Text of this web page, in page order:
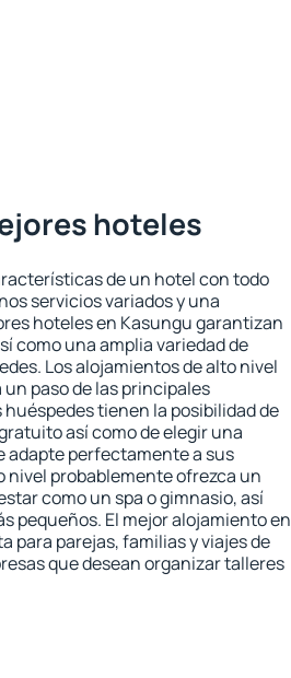
hoteles
de un hotel con todo
servicios variados y una
hoteles en Kasungu garantizan
como una amplia variedad de
Los alojamientos de alto nivel
paso de las principales
tienen la posibilidad de
así como de elegir una
adapte perfectamente a sus
nivel probablemente ofrezca un
como un spa o gimnasio, así
pequeños. El mejor alojamiento en
para parejas, familias y viajes de
que desean organizar talleres